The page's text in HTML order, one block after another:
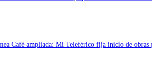
Café ampliada: Mi Teleférico fija inicio de obras